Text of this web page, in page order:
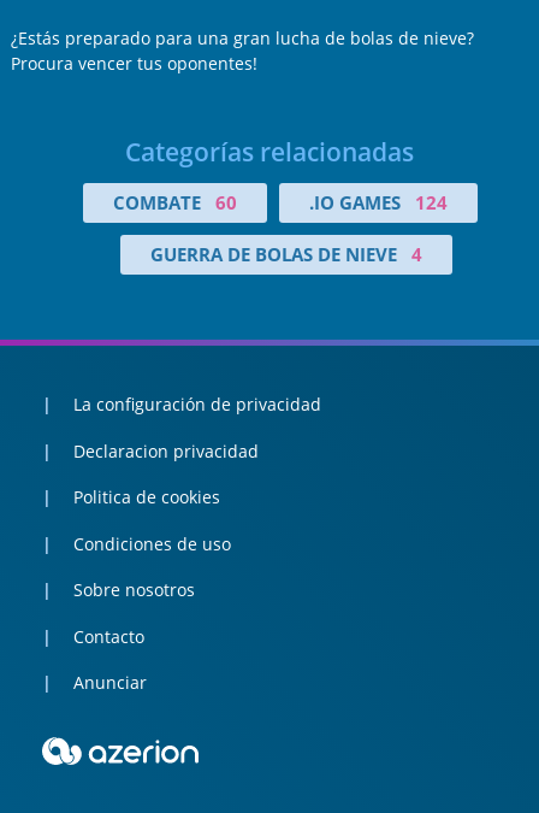
¿Estás preparado para una gran lucha de bolas de nieve?
Procura vencer tus oponentes!
Categorías relacionadas
COMBATE 60 .IO GAMES 124
GUERRA DE BOLAS DE NIEVE 4
La configuración de privacidad
Declaracion privacidad
Politica de cookies
Condiciones de uso
Sobre nosotros
Contacto
Anunciar